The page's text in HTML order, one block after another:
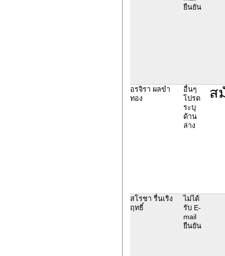
ยืนยัน
อรจิรา ผลขำ
ทอง
อื่นๆ
โปรด
ระบุ
ด้าน
ล่าง
ส
สโรชา รื่นเริง
ฤทธิ์
ไม่ได้
รับ E-
mail
ยืนยัน